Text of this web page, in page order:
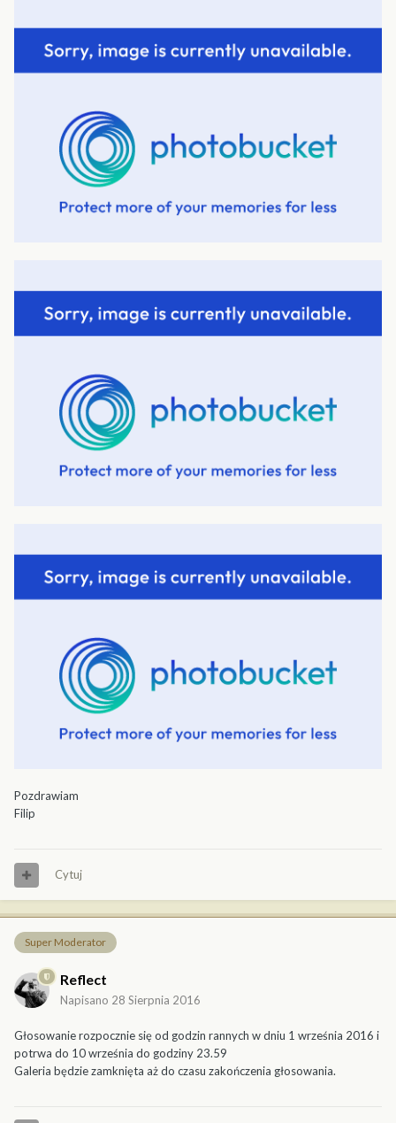
Pozdrawiam
Filip
Cytuj
Super Moderator
Reflect
Napisano 28 Sierpnia 2016
Głosowanie rozpocznie się od godzin rannych w dniu 1 września 2016 i
potrwa do 10 września do godziny 23.59
Galeria będzie zamknięta aż do czasu zakończenia głosowania.